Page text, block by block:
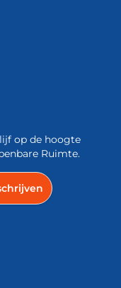
op de hoogte
Ruimte.